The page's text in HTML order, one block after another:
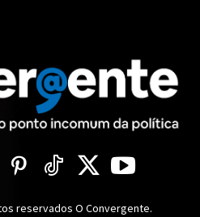
reservados O Convergente.